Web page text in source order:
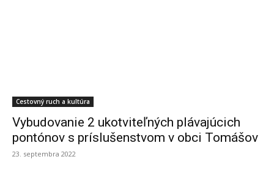
Cestovný ruch a kultúra
Vybudovanie 2 ukotviteľných plávajúcich
pontónov s príslušenstvom v obci Tomášov
23. septembra 2022